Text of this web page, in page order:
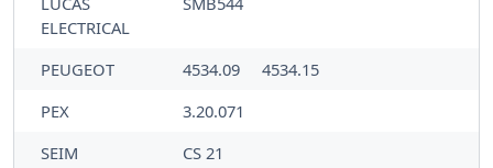
ELECTRICAL
PEUGEOT 4534.09
4534.15
PEX
3.20.071
SEIM
CS 21